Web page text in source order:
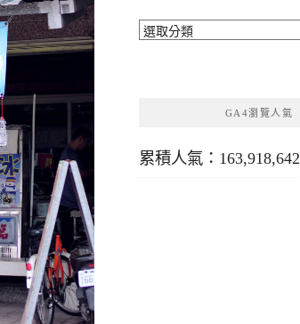
分
GA4瀏覽人氣
累積人氣：163,918,642